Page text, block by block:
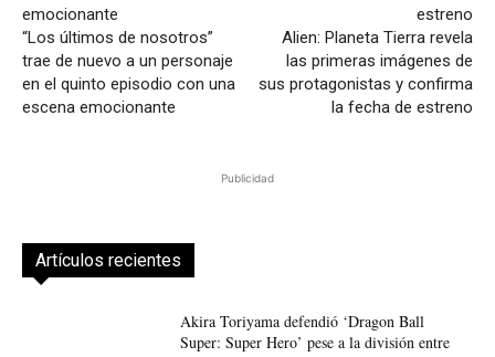
“Los últimos de nosotros”
trae de nuevo a un personaje
en el quinto episodio con una
escena emocionante
Alien: Planeta Tierra revela
las primeras imágenes de
sus protagonistas y confirma
la fecha de estreno
Publicidad
Artículos recientes
Akira Toriyama defendió ‘Dragon Ball
Super: Super Hero’ pese a la división entre